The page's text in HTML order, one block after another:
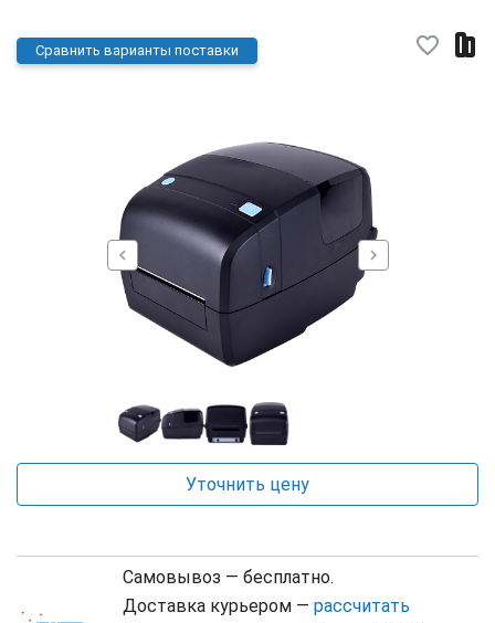
chevron_left chevron_right
Сравнить варианты поставки favorite_border
Самовывоз — бесплатно.
Доставка курьером — рассчитать
Уточнить цену